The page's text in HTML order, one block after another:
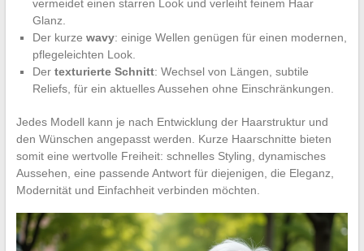
vermeidet einen starren Look und verleiht feinem Haar
Glanz.
Der kurze wavy: einige Wellen genügen für einen modernen,
pflegeleichten Look.
Der texturierte Schnitt: Wechsel von Längen, subtile
Reliefs, für ein aktuelles Aussehen ohne Einschränkungen.
Jedes Modell kann je nach Entwicklung der Haarstruktur und
den Wünschen angepasst werden. Kurze Haarschnitte bieten
somit eine wertvolle Freiheit: schnelles Styling, dynamisches
Aussehen, eine passende Antwort für diejenigen, die Eleganz,
Modernität und Einfachheit verbinden möchten.